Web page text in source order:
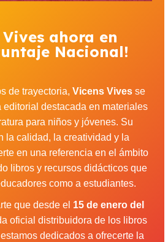
Vives ahora en
Nacional!
de trayectoria, Vicens Vives se
editorial destacada en materiales
para niños y jóvenes. Su
la calidad, la creatividad y la
en una referencia en el ámbito
libros y recursos didácticos que
como a estudiantes.
que desde el 15 de enero del
oficial distribuidora de los libros
dedicados a ofrecerte la